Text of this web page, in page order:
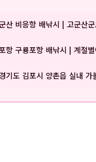
산 비응항 배낚시 | 고군산
항 구룡포항 배낚시 | 계절
기도 김포시 양촌읍 실내